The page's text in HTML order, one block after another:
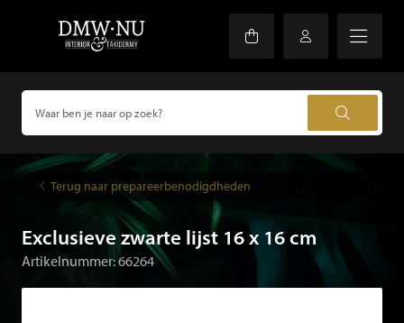
Terug naar prepareerbenodigdheden
Exclusieve zwarte lijst 16 x 16 cm
Artikelnummer: 66264